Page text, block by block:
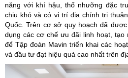
năng với khí hậu, thổ nhưỡng đặc
chịu khó và có vị trí địa chính trị
Quốc. Trên cơ sở quy hoạch đã
dụng các cơ chế ưu đãi linh hoạt, tạo
để Tập đoàn Mavin triển khai các
và đầu tư đạt hiệu quả cao nhất trên